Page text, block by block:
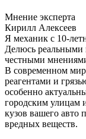
Мнение эксперта
Кирилл Алексеев
Я механик с 10-
Делюсь реальными
честными
В современном
реагентами и
особенно
городским улицам
кузов вашего авто
вредных веществ.